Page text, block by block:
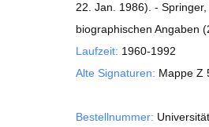
22. Jan. 1986). -
biographischen Angaben
Laufzeit: 1960-1992
Alte Signaturen: Mappe Z
Bestellnummer: